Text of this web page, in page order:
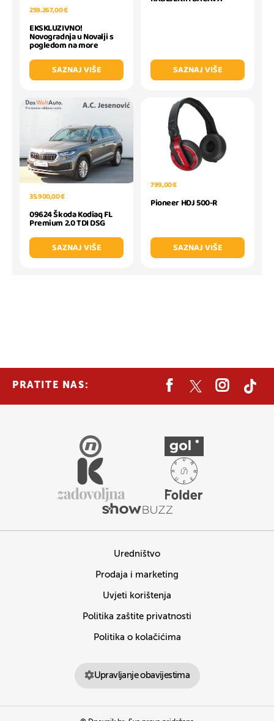
259.267,00 €
EKSKLUZIVNO!
Novogradnja u Novalji s
pogledom na more
SAZNAJ VIŠE
SAZNAJ VIŠE
35.900,00 €
09624 Škoda Kodiaq FL
Premium 2.0 TDI DSG
SAZNAJ VIŠE
799,00 €
Pioneer HDJ 500-R
SAZNAJ VIŠE
PRATITE NAS:
Uredništvo
Prodaja i marketing
Uvjeti korištenja
Politika zaštite privatnosti
Politika o kolačićima
Upravljanje obavijestima